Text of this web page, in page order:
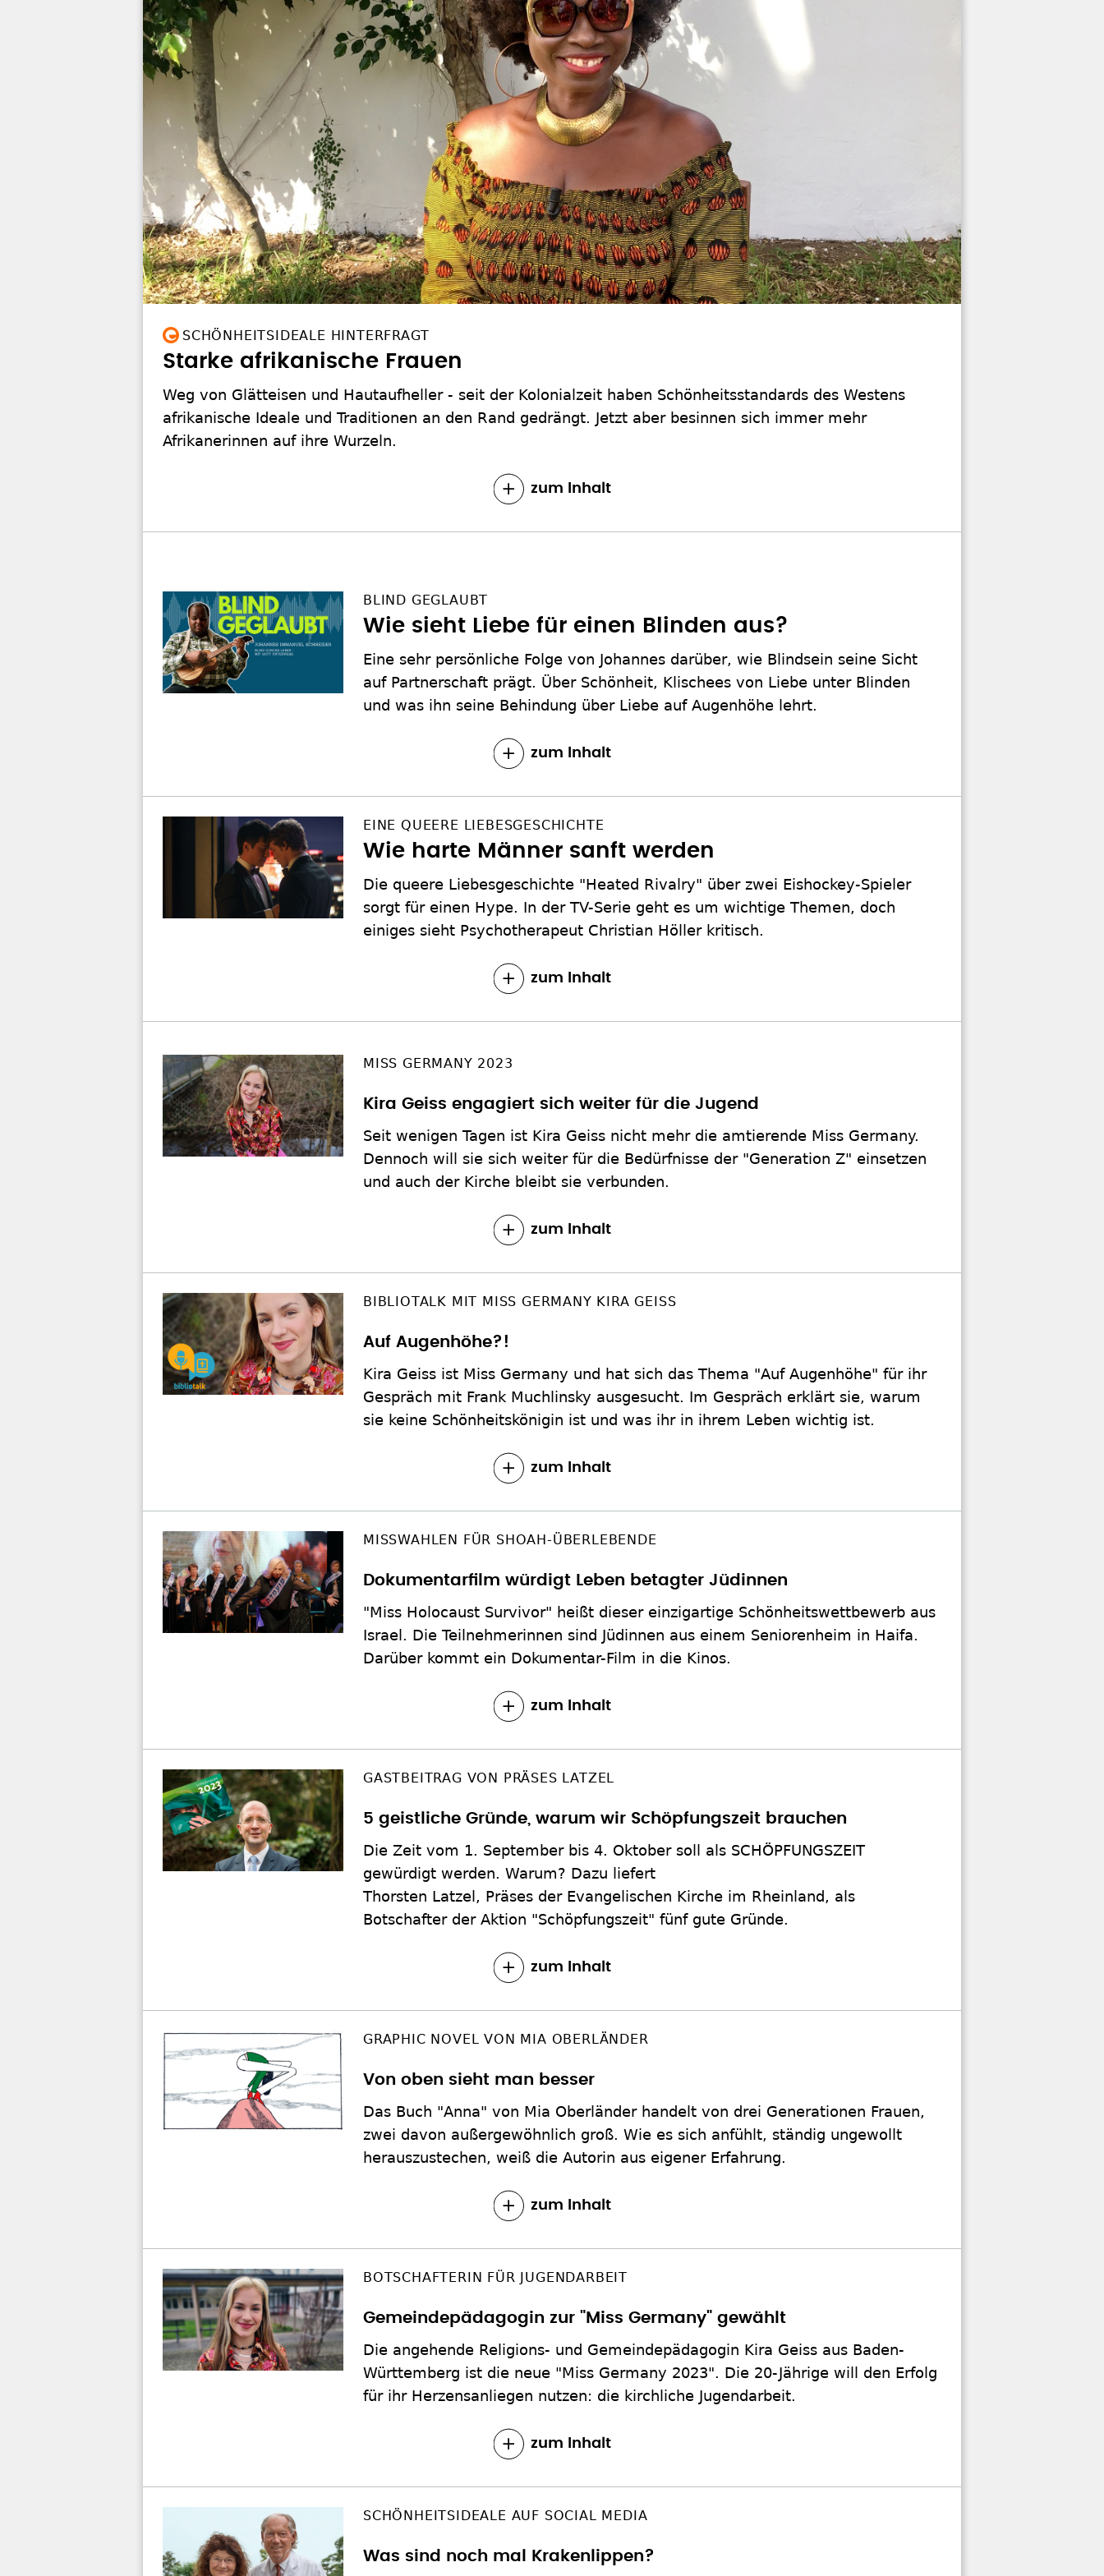
SCHÖNHEITSIDEALE HINTERFRAGT
Starke afrikanische Frauen
Weg von Glätteisen und Hautaufheller - seit der Kolonialzeit haben Schönheitsstandards des Westens
afrikanische Ideale und Traditionen an den Rand gedrängt. Jetzt aber besinnen sich immer mehr
Afrikanerinnen auf ihre Wurzeln.
zum Inhalt
BLIND GEGLAUBT
Wie sieht Liebe für einen Blinden aus?
Eine sehr persönliche Folge von Johannes darüber, wie Blindsein seine Sicht
auf Partnerschaft prägt. Über Schönheit, Klischees von Liebe unter Blinden
und was ihn seine Behindung über Liebe auf Augenhöhe lehrt.
zum Inhalt
EINE QUEERE LIEBESGESCHICHTE
Wie harte Männer sanft werden
Die queere Liebesgeschichte "Heated Rivalry" über zwei Eishockey-Spieler
sorgt für einen Hype. In der TV-Serie geht es um wichtige Themen, doch
einiges sieht Psychotherapeut Christian Höller kritisch.
zum Inhalt
MISS GERMANY 2023
Kira Geiss engagiert sich weiter für die Jugend
Seit wenigen Tagen ist Kira Geiss nicht mehr die amtierende Miss Germany.
Dennoch will sie sich weiter für die Bedürfnisse der "Generation Z" einsetzen
und auch der Kirche bleibt sie verbunden.
zum Inhalt
BIBLIOTALK MIT MISS GERMANY KIRA GEISS
Auf Augenhöhe?!
Kira Geiss ist Miss Germany und hat sich das Thema "Auf Augenhöhe" für ihr
Gespräch mit Frank Muchlinsky ausgesucht. Im Gespräch erklärt sie, warum
sie keine Schönheitskönigin ist und was ihr in ihrem Leben wichtig ist.
zum Inhalt
MISSWAHLEN FÜR SHOAH-ÜBERLEBENDE
Dokumentarfilm würdigt Leben betagter Jüdinnen
"Miss Holocaust Survivor" heißt dieser einzigartige Schönheitswettbewerb aus
Israel. Die Teilnehmerinnen sind Jüdinnen aus einem Seniorenheim in Haifa.
Darüber kommt ein Dokumentar-Film in die Kinos.
zum Inhalt
GASTBEITRAG VON PRÄSES LATZEL
5 geistliche Gründe, warum wir Schöpfungszeit brauchen
Die Zeit vom 1. September bis 4. Oktober soll als SCHÖPFUNGSZEIT
gewürdigt werden. Warum? Dazu liefert
Thorsten Latzel, Präses der Evangelischen Kirche im Rheinland, als
Botschafter der Aktion "Schöpfungszeit" fünf gute Gründe.
zum Inhalt
GRAPHIC NOVEL VON MIA OBERLÄNDER
Von oben sieht man besser
Das Buch "Anna" von Mia Oberländer handelt von drei Generationen Frauen,
zwei davon außergewöhnlich groß. Wie es sich anfühlt, ständig ungewollt
herauszustechen, weiß die Autorin aus eigener Erfahrung.
zum Inhalt
BOTSCHAFTERIN FÜR JUGENDARBEIT
Gemeindepädagogin zur "Miss Germany" gewählt
Die angehende Religions- und Gemeindepädagogin Kira Geiss aus Baden-
Württemberg ist die neue "Miss Germany 2023". Die 20-Jährige will den Erfolg
für ihr Herzensanliegen nutzen: die kirchliche Jugendarbeit.
zum Inhalt
SCHÖNHEITSIDEALE AUF SOCIAL MEDIA
Was sind noch mal Krakenlippen?